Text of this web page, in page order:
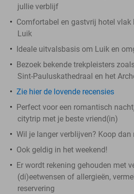
jullie verblijf
Comfortabel en gastvrij hotel vlak
Luik
Ideale uitvalsbasis om Luik en
Bezoek bekende trekpleisters
Sint-Pauluskathedraal en het
Zie hier de lovende recensies
Perfect voor een romantisch
citytrip met je beste vriend(in)
Wil je langer verblijven? Koop dan
Ook geldig in het weekend!
Er wordt rekening gehouden met
(di)eetwensen of allergieën,
reservering